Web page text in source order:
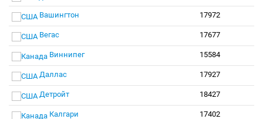
Вашингтон 17972
Вегас 17677
Виннипег 15584
Даллас 17927
Детройт 18427
Калгари 17402